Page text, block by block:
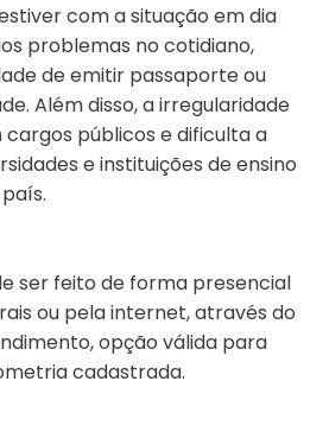
com a situação em dia
problemas no cotidiano,
de emitir passaporte ou
Além disso, a irregularidade
públicos e dificulta a
e instituições de ensino
ser feito de forma presencial
ou pela internet, através do
opção válida para
cadastrada.